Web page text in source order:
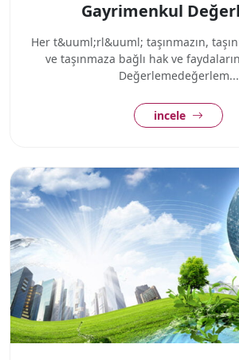
Gayrimenkul
Her t&uuml;rl&uuml; taşınmazın,
ve taşınmaza bağlı hak ve
Değerlemedeğerlem...
incele